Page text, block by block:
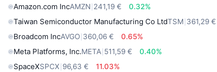
Amazon.com IncAMZN 241,19 €
0.32%
Taiwan Semiconductor Manufacturing Co LtdTSM 361,29 €
Broadcom IncAVGO 360,06 €
0.65%
Meta Platforms, Inc.META 511,59 €
0.40%
SpaceXSPCX 96,63 €
11.03%